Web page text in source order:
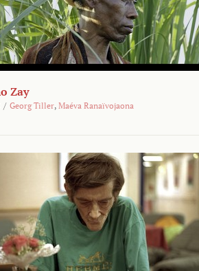
Zay
/ Georg Tiller, Maéva Ranaïvojaona